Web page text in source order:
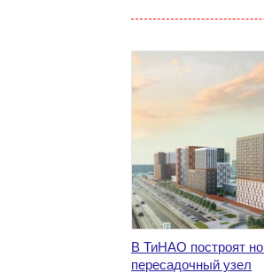
В ТиНАО построят
пересадочный узел